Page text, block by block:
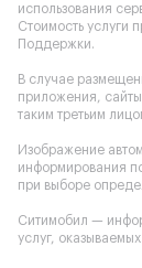
использования
Стоимость услуги
Поддержки.
В случае
приложения,
таким третьим
Изображение
информирования
при выборе
Ситимобил —
услуг,